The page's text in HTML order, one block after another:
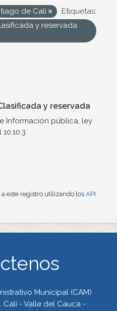
de Cali
Etiquetas:
y reservada
y reservada
Información pública, ley
este registro utilizando los API
Municipal (CAM)
Cali - Valle del Cauca -